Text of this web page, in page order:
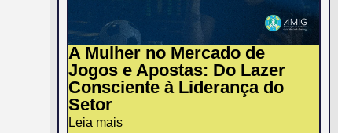
A Mulher no Mercado de
Jogos e Apostas: Do Lazer
Consciente à Liderança do
Setor
Leia mais